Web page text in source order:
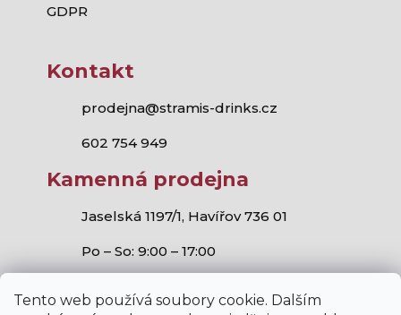
Tento web používá soubory cookie. Dalším
GDPR
Kontakt
prodejna@stramis-drinks.cz
602 754 949
Kamenná prodejna
Jaselská 1197/1, Havířov 736 01
Po – So: 9:00 – 17:00